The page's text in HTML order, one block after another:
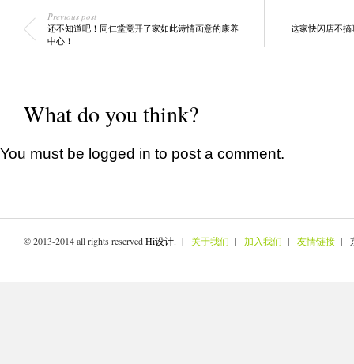
Previous post
还不知道吧！同仁堂竟开了家如此诗情画意的康养
中心！
这家快闪店不
What do you think?
You must be logged in to post a comment.
© 2013-2014 all rights reservedHi设计. | 关于我们 | 加入我们 | 友情链接 |